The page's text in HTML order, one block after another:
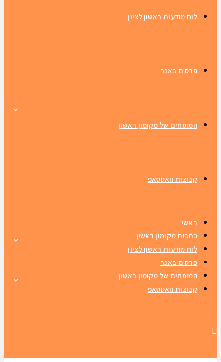
לוח מודעות ראשון לציון
פרסום באנר
המומחים של מקומון ראשון
קבוצות וואטסאפ
ראשי
כתבות מקומון ראשון
לוח מודעות ראשון לציון
פרסום באנר
המומחים של מקומון ראשון
קבוצות וואטסאפ